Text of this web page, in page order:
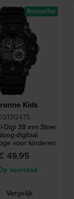
Kids
Digi 38 mm Stoer
digitaal
voor kinderen
49,95
voorraad
Vergelijk
Bestseller